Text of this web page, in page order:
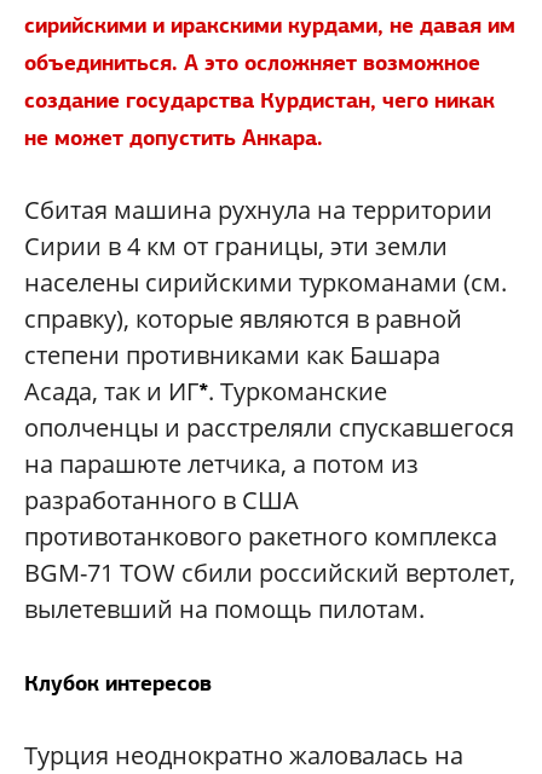
сирийскими и иракскими курдами, не давая им
объединиться. А это осложняет возможное
создание государства Курдистан, чего никак
не может допустить Анкара.
Сбитая машина рухнула на территории
Сирии в 4 км от границы, эти земли
населены сирийскими туркоманами (см.
справку), которые являются в равной
степени противниками как Башара
Асада, так и ИГ*. Туркоманские
ополченцы и расстреляли спускавшегося
на парашюте летчика, а потом из
разработанного в США
противотанкового ракетного комплекса
BGM-71 TOW сбили российский вертолет,
вылетевший на помощь пилотам.
Клубок интересов
Турция неоднократно жаловалась на